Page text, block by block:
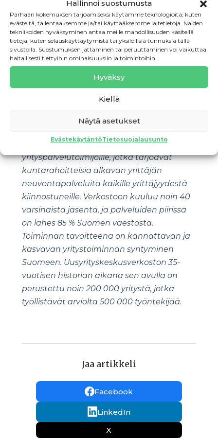
Hallinnoi suostumusta
Parhaan kokemuksen tarjoamiseksi käytämme teknologioita, kuten
evästeitä, tallentaaksemme ja/tai käyttääksemme laitetietoja. Näiden
tekniikoiden hyväksyminen antaa meille mahdollisuuden käsitellä
tietoja, kuten selauskäyttäytymistä tai yksilöllisiä tunnuksia tällä
sivustolla. Suostumuksen jättäminen tai peruuttaminen voi vaikuttaa
haitallisesti tiettyihin ominaisuuksiin ja toimintoihin.
Hyväksy
Kiellä
Näytä asetukset
EvästekäytäntöTietosuojalausunto
kaupunki
petra.stahl@hanko.fi, puh. 040 135 9599
Niina Hemming, elinkeinopäällikkö, Paraisten
kaupunki
niina.hemming@parainen.fi
Suomen Uusyrityskeskukset ry on
Uusyrityskeskuksille ja muille
yrityspalvelutoimijoille, jotka tarjoavat
kuntarahoitteisia alkavan yrittäjän
neuvontapalveluita kaikille yrittäjyydestä
kiinnostuneille. Verkostoon kuuluu noin 40
varsinaista jäsentä, ja palveluiden piirissä
on lähes 85 % Suomen väestöstä.
Toiminnan tavoitteena on kannattavan ja
kasvavan yritystoiminnan syntyminen
Suomeen. Uusyrityskeskusverkoston 35-
vuotisen historian aikana sen avulla on
perustettu noin 200 000 yritystä, jotka
työllistävät arviolta 500 000 työntekijää.
Jaa artikkeli
Facebook
LinkedIn
X